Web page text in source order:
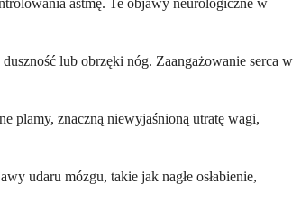
astmę. Te objawy neurologiczne w
lub obrzęki nóg. Zaangażowanie serca w
plamy, znaczną niewyjaśnioną utratę wagi,
udaru mózgu, takie jak nagłe osłabienie,